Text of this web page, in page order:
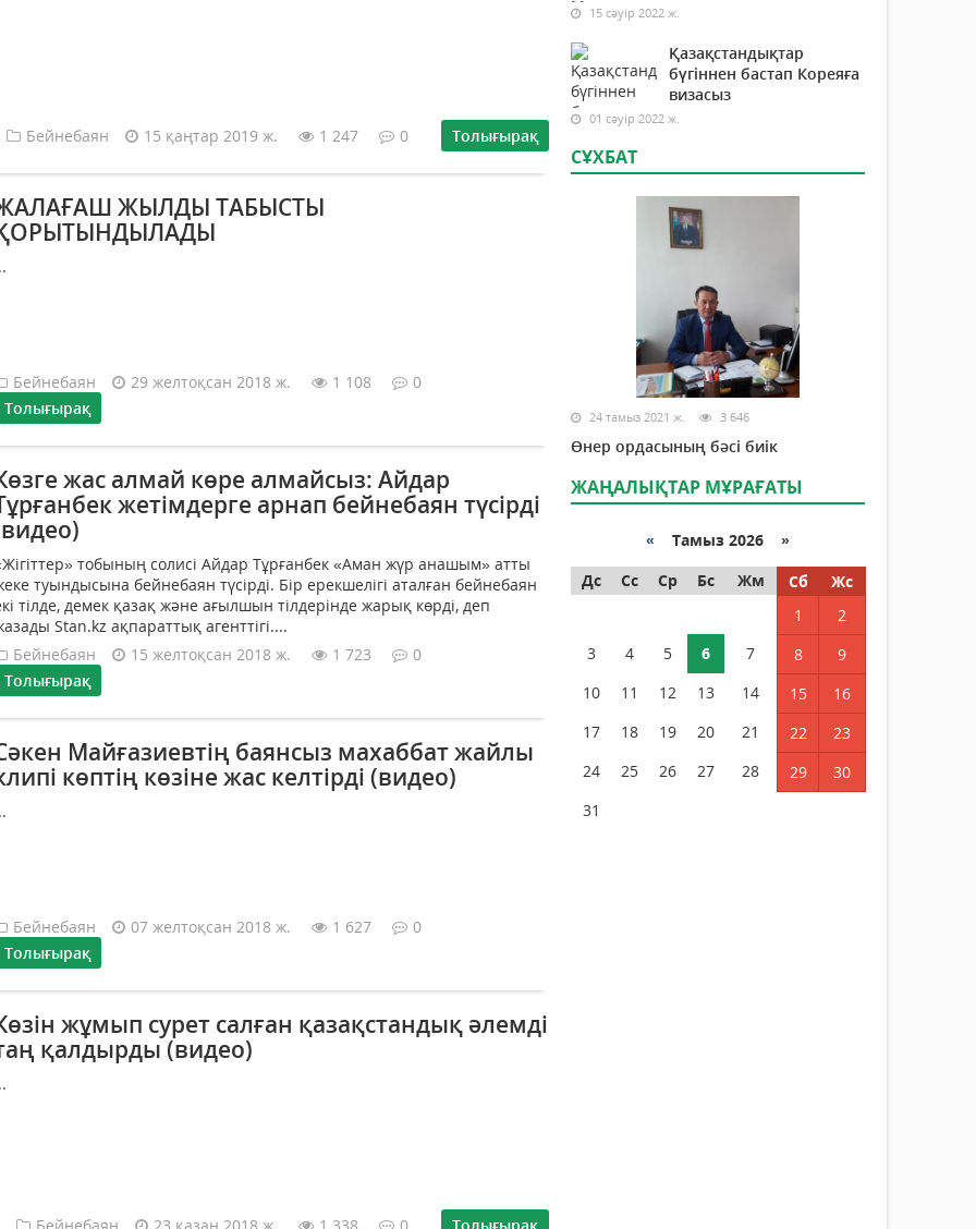
Бейнебаян 15 қаңтар 2019 ж. 1 247 0 Толығырақ
ЖЫЛДЫ ТАБЫСТЫ
Бейнебаян 29 желтоқсан 2018 ж. 1 108
0
Толығырақ
жас алмай көре алмайсыз: Айдар
жетімдерге арнап бейнебаян түсірді
тобының солисі Айдар Тұрғанбек «Аман жүр анашым» атты
туындысына бейнебаян түсірді. Бір ерекшелігі аталған бейнебаян
тілде, демек қазақ және ағылшын тілдерінде жарық көрді, деп
Stan.kz ақпараттық агенттігі....
Бейнебаян
15 желтоқсан 2018 ж. 1 723
0
Толығырақ
Майғазиевтің баянсыз махаббат жайлы
көптің көзіне жас келтірді (видео)
Бейнебаян 07 желтоқсан 2018 ж. 1 627
0
Толығырақ
жұмып сурет салған қазақстандық әлемді
қалдырды (видео)
15 сәуір 2022 ж.
Қазақстандықтар
бүгіннен бастап Кореяға
визасыз
01 сәуір 2022 ж.
СҰХБАТ
24 тамыз 2021 ж. 3 646
Өнер ордасының бәсі биік
ЖАҢАЛЫҚТАР МҰРАҒАТЫ
« Тамыз 2026 »
Дс
Сс Ср Бс Жм Сб
Жс
1
2
3
4 5 6 7 8
9
10
11 12 13 14 15
16
17
18 19 20 21 22
23
24
25 26 27 28 29
30
31